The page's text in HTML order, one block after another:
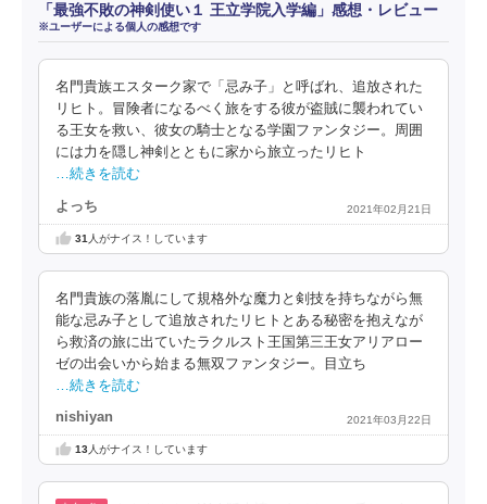
「最強不敗の神剣使い１ 王立学院入学編」感想・レビュー
※ユーザーによる個人の感想です
名門貴族エスターク家で「忌み子」と呼ばれ、追放された
リヒト。冒険者になるべく旅をする彼が盗賊に襲われてい
る王女を救い、彼女の騎士となる学園ファンタジー。周囲
には力を隠し神剣とともに家から旅立ったリヒト
…続きを読む
よっち 2021年02月21日
31 人がナイス！しています
名門貴族の落胤にして規格外な魔力と剣技を持ちながら無
能な忌み子として追放されたリヒトとある秘密を抱えなが
ら救済の旅に出ていたラクルスト王国第三王女アリアロー
ゼの出会いから始まる無双ファンタジー。目立ち
…続きを読む
nishiyan 2021年03月22日
13人がナイス！しています